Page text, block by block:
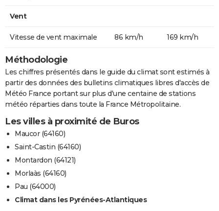
Vent
Vitesse de vent maximale 86 km/h 169 km/h
Méthodologie
Les chiffres présentés dans le guide du climat sont estimés à
partir des données des bulletins climatiques libres d'accès de
Météo France portant sur plus d'une centaine de stations
météo réparties dans toute la France Métropolitaine.
Les villes à proximité de Buros
Maucor (64160)
Saint-Castin (64160)
Montardon (64121)
Morlaàs (64160)
Pau (64000)
Climat dans les Pyrénées-Atlantiques